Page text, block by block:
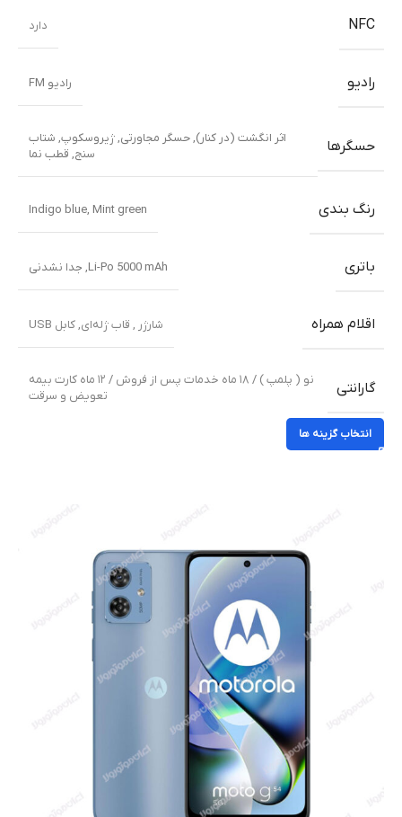
NFC دارد
رادیو رادیو FM
حسگرها اثر انگشت (در کنار),حسگر مجاورتی,ژیروسکوپ, شتاب
سنج, قطب نما
رنگ بندی Indigo blue, Mint green
باتری Li-Po 5000 mAh, جدا نشدنی
اقلام همراه شارژر , قاب ژله‌ای, کابل USB
گارانتی
نو ( پلمپ ) / ۱۸ ماه خدمات پس از فروش / ۱۲ ماه کارت بیمه
تعویض و سرقت
انتخاب گزینه ها